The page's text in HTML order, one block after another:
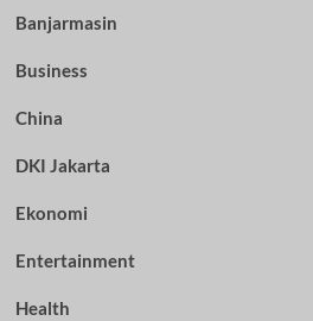
Banjarmasin
Business
China
DKI Jakarta
Ekonomi
Entertainment
Health